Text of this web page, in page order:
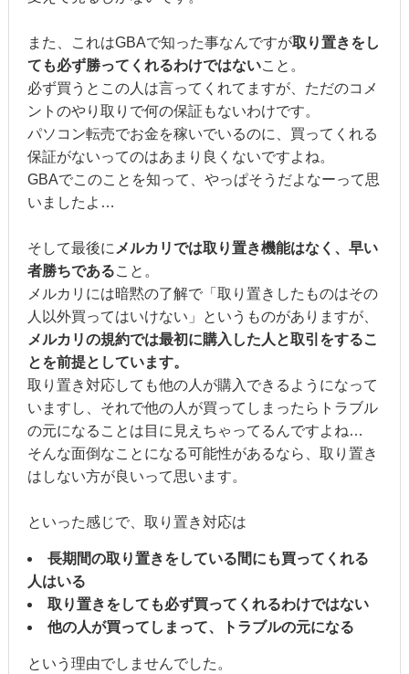
また、これはGBAで知った事なんですが取り置きをし
ても必ず勝ってくれるわけではないこと。
必ず買うとこの人は言ってくれてますが、ただのコメ
ントのやり取りで何の保証もないわけです。
パソコン転売でお金を稼いでいるのに、買ってくれる
保証がないってのはあまり良くないですよね。
GBAでこのことを知って、やっぱそうだよなーって思
いましたよ…
そして最後に メルカリでは取り置き機能はなく、早い
者勝ちであること。
メルカリには暗黙の了解で「取り置きしたものはその
人以外買ってはいけない」というものがありますが、
メルカリの規約では最初に購入した人と取引をするこ
とを前提としています。
取り置き対応しても他の人が購入できるようになって
いますし、それで他の人が買ってしまったらトラブル
の元になることは目に見えちゃってるんですよね…
そんな面倒なことになる可能性があるなら、取り置き
はしない方が良いって思います。
といった感じで、取り置き対応は
長期間の取り置きをしている間にも買ってくれる
人はいる
取り置きをしても必ず買ってくれるわけではない
他の人が買ってしまって、トラブルの元になる
という理由でしませんでした。